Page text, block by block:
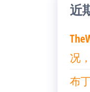
近
况
布